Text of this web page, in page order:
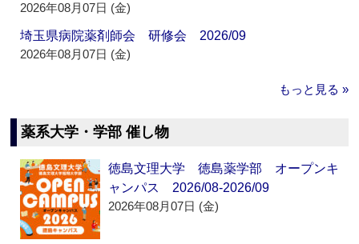
2026年08月07日 (金)
埼玉県病院薬剤師会 研修会 2026/09
2026年08月07日 (金)
もっと見る »
薬系大学・学部 催し物
徳島文理大学 徳島薬学部 オープンキ
ャンパス 2026/08-2026/09
2026年08月07日 (金)